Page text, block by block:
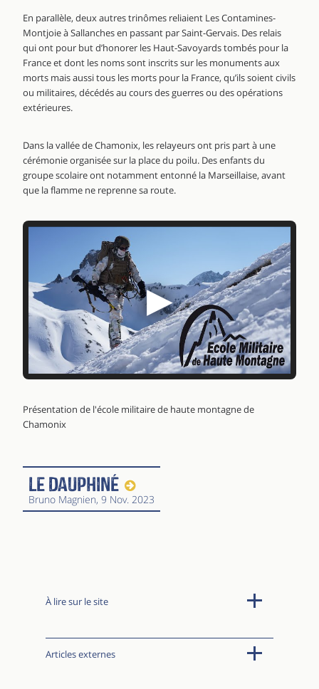
En parallèle, deux autres trinômes reliaient Les Contamines-
Montjoie à Sallanches en passant par Saint-Gervais. Des relais
qui ont pour but d’honorer les Haut-Savoyards tombés pour la
France et dont les noms sont inscrits sur les monuments aux
morts mais aussi tous les morts pour la France, qu’ils soient civils
ou militaires, décédés au cours des guerres ou des opérations
extérieures.
Dans la vallée de Chamonix, les relayeurs ont pris part à une
cérémonie organisée sur la place du poilu. Des enfants du
groupe scolaire ont notamment entonné la Marseillaise, avant
que la flamme ne reprenne sa route.
▶
Présentation de l'école militaire de haute montagne de
Chamonix
Le Dauphiné
Bruno Magnien, 9 Nov. 2023
À lire sur le site
Articles externes